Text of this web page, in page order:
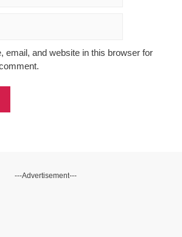
email, and website in this browser for
---Advertisement---